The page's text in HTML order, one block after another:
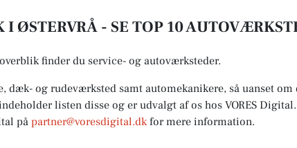
ØSTERVRÅ - SE TOP 10
finder du service- og autoværksteder.
dæk- og rudeværksted samt automekanikere, så uanset
listen disse og er udvalgt af os hos VORES Digital.
på partner@voresdigital.dk for mere information.